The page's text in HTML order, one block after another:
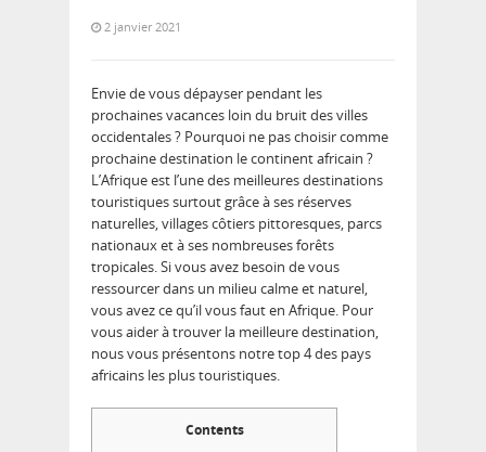
2 janvier 2021
Envie de vous dépayser pendant les
prochaines vacances loin du bruit des villes
occidentales ? Pourquoi ne pas choisir comme
prochaine destination le continent africain ?
L’Afrique est l’une des meilleures destinations
touristiques surtout grâce à ses réserves
naturelles, villages côtiers pittoresques, parcs
nationaux et à ses nombreuses forêts
tropicales. Si vous avez besoin de vous
ressourcer dans un milieu calme et naturel,
vous avez ce qu’il vous faut en Afrique. Pour
vous aider à trouver la meilleure destination,
nous vous présentons notre top 4 des pays
africains les plus touristiques.
Contents